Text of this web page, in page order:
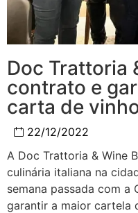
Doc Trattoria
contrato e
carta de
22/12/2022
A Doc Trattoria & Wine
culinária italiana na
semana passada com a
garantir a maior cartela